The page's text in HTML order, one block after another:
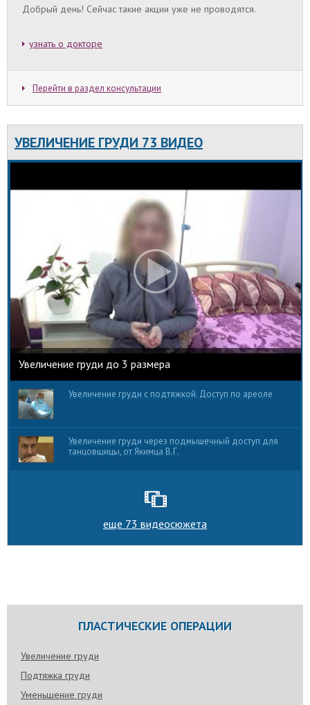
Добрый день! Сейчас такие акции уже не проводятся.
узнать о докторе
Перейти в раздел консультации
УВЕЛИЧЕНИЕ ГРУДИ 73 ВИДЕО
Увеличение груди до 3 размера
Увеличение груди с подтяжкой. Доступ по ареоле
Увеличение груди через подмышечный доступ для
танцовщицы, от Якимца В.Г.
еще 73 видеосюжета
ПЛАСТИЧЕСКИЕ ОПЕРАЦИИ
Увеличение груди
Подтяжка груди
Уменьшение груди